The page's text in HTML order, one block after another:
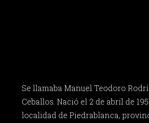
Se llamaba Manuel Teodoro
Ceballos. Nació el 2 de abril de
localidad de Piedrablanca,